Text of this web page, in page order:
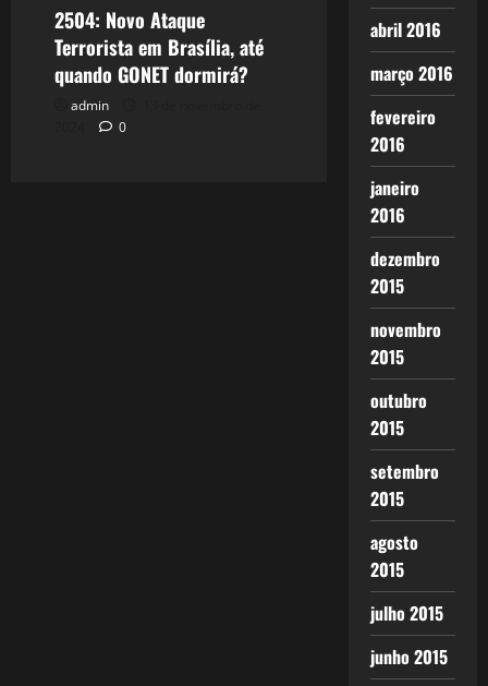
2504: Novo Ataque
Terrorista em Brasília, até
quando GONET dormirá?
admin
0
abril 2016
março 2016
fevereiro
2016
janeiro
2016
dezembro
2015
novembro
2015
outubro
2015
setembro
2015
agosto
2015
julho 2015
junho 2015